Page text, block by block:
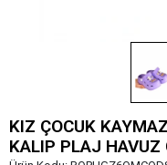
KIZ ÇOCUK
KALIP PLAJ HAVUZ